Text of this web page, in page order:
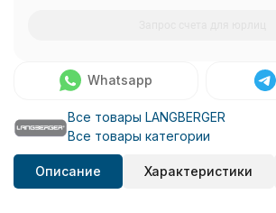
Whatsapp
Все товары LANGBERGER
Все товары категории
Описание Характеристики